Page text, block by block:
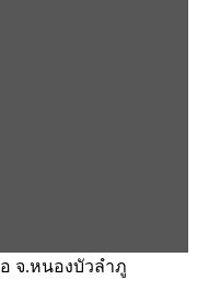
จ.หนองบัวลำภู